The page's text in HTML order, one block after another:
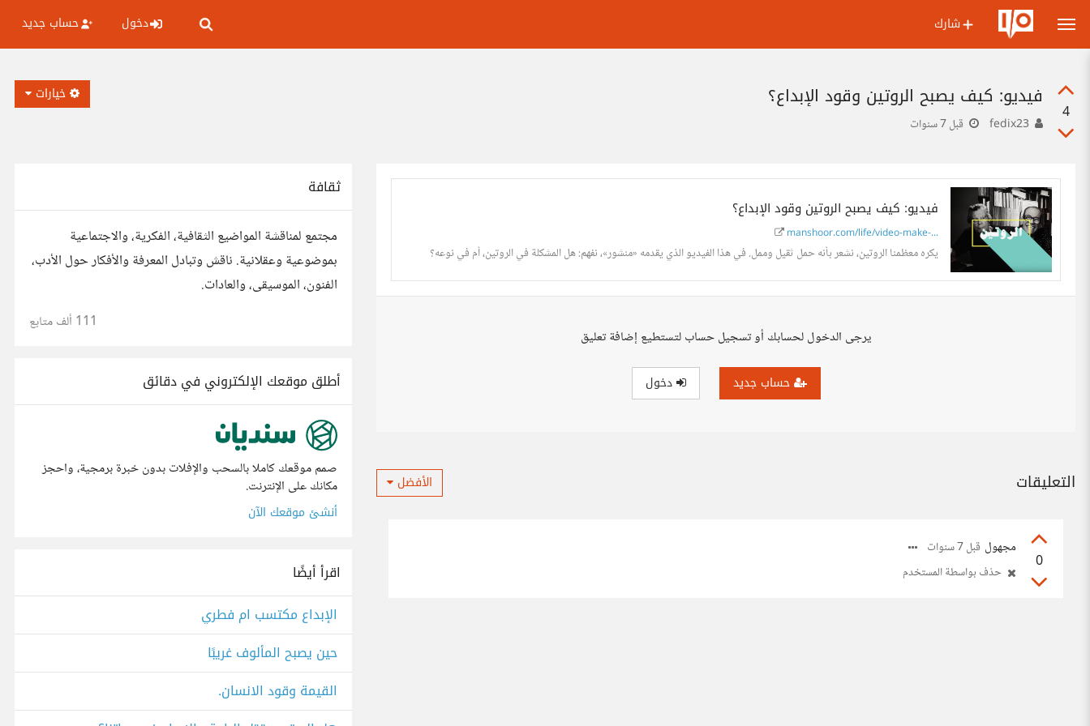
شارك دخول حساب جديد
4
فيديو: كيف يصبح الروتين وقود الإبداع؟
قبل 7 سنوات
خيارات
فيديو: كيف يصبح الروتين وقود الإبداع؟
manshoor.com/life/video-make-...
يكره معظمنا الروتين، نشعر بأنه حمل ثقيل وممل. في هذا الفيديو الذي يقدمه «منشور»، نفهم: هل المشكلة في الروتين، أم في نوعه؟
يرجى الدخول لحسابك أو تسجيل حساب لتستطيع إضافة تعليق
حساب جديد دخول
التعليقات الأفضل
0
مجهول قبل 7 سنوات
حذف بواسطة المستخدم
ثقافة
مجتمع لمناقشة المواضيع الثقافية، الفكرية، والاجتماعية
بموضوعية وعقلانية. ناقش وتبادل المعرفة والأفكار حول الأدب،
الفنون، الموسيقى، والعادات.
111 ألف متابع
أطلق موقعك الإلكتروني في دقائق
صمم موقعك كاملا بالسحب والإفلات بدون خبرة برمجية، واحجز
مكانك على الإنترنت.
أنشئ موقعك الآن
اقرأ أيضًا
الإبداع مكتسب ام فطري
حين يصبح المألوف غريبًا
القيمة وقود الانسان.